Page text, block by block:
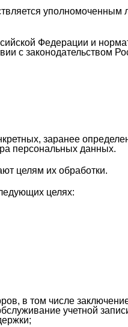
уполномоченным
Федерации и
с законодательством
заранее
персональных данных.
целям их обработки.
целях:
в том числе
учетной